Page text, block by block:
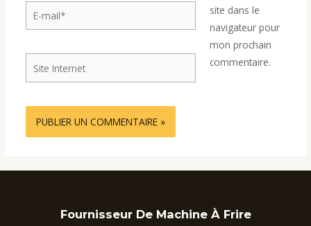
mail*
Internet
site dans le
navigateur pour
mon prochain
commentaire.
Fournisseur De Machine À Frire